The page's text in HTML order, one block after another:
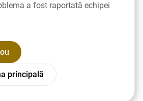
a fost raportată echipei
principală